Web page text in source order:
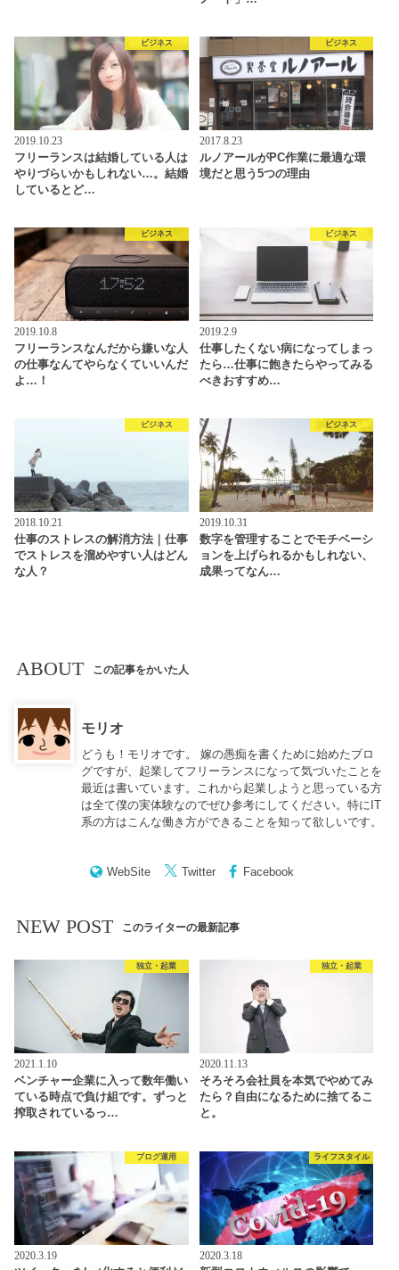
ビジネス
2019.10.23
フリーランスは結婚している人は
やりづらいかもしれない…。結婚
しているとど…
ビジネス
2017.8.23
ルノアールがPC作業に最適な環
境だと思う5つの理由
ビジネス
2019.10.8
フリーランスなんだから嫌いな人
の仕事なんてやらなくていいんだ
よ…！
ビジネス
2019.2.9
仕事したくない病になってしまっ
たら…仕事に飽きたらやってみる
べきおすすめ…
ビジネス
2018.10.21
仕事のストレスの解消方法｜仕事
でストレスを溜めやすい人はどん
な人？
ビジネス
2019.10.31
数字を管理することでモチベーシ
ョンを上げられるかもしれない、
成果ってなん…
ABOUT この記事をかいた人
モリオ
どうも！モリオです。 嫁の愚痴を書くために始めたブロ
グですが、起業してフリーランスになって気づいたことを
最近は書いています。これから起業しようと思っている方
は全て僕の実体験なのでぜひ参考にしてください。特にIT
系の方はこんな働き方ができることを知って欲しいです。
WebSite Twitter Facebook
NEW POST このライターの最新記事
独立・起業
2021.1.10
ベンチャー企業に入って数年働い
ている時点で負け組です。ずっと
搾取されているっ…
独立・起業
2020.11.13
そろそろ会社員を本気でやめてみ
たら？自由になるために捨てるこ
と。
ブログ運用
2020.3.19
ライフスタイル
2020.3.18